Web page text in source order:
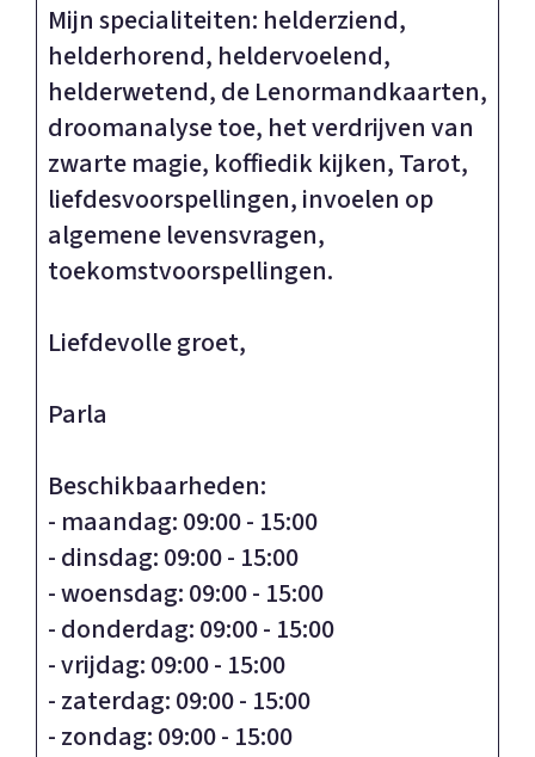
Mijn specialiteiten: helderziend,
helderhorend, heldervoelend,
helderwetend, de Lenormandkaarten,
droomanalyse toe, het verdrijven van
zwarte magie, koffiedik kijken, Tarot,
liefdesvoorspellingen, invoelen op
algemene levensvragen,
toekomstvoorspellingen.
Liefdevolle groet,
Parla
Beschikbaarheden:
- maandag: 09:00 - 15:00
- dinsdag: 09:00 - 15:00
- woensdag: 09:00 - 15:00
- donderdag: 09:00 - 15:00
- vrijdag: 09:00 - 15:00
- zaterdag: 09:00 - 15:00
- zondag: 09:00 - 15:00